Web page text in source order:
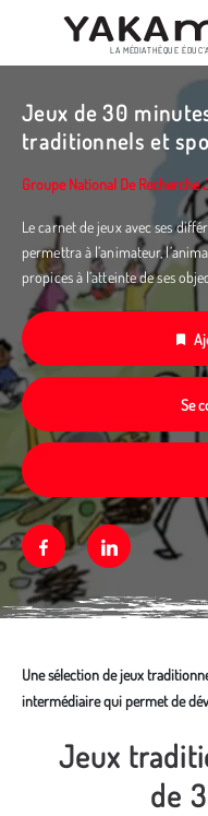
contenu
LA MÉDIATHÈQUE
Jeux de 30
traditionnels et
Groupe National De Recherche
Le carnet de jeux avec ses
permettra à l’animateur,
propices à l’atteinte de ses
Se
FacebookLinkedin
Une sélection de jeux
intermédiaire qui permet de
Média secondaire
Jeux
de